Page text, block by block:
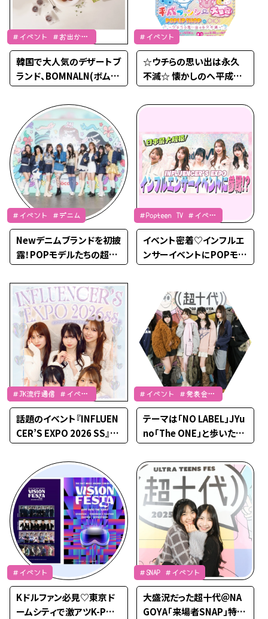
＃イベント ＃お出かけ
＃韓国
韓国で大人気のデザートブ
ランド、BOMNALN(ボムナ
レン)が日本に上陸♡期間
限定のPOP UP も開催！！！
＃イベント
☆ウチらの思い出は永久
不滅☆ 懐かしのへ平成フ
ァンシーが大集結！！！POP
UP SHOP in OIOI♡
＃イベント ＃デニム
Newデニムブランドを初披
露！POPモデルたちの超十
代ランウェイ♡
＃Popteen TV ＃イベン
ト
イベント密着♡インフルエ
ンサーイベントにPOPモデ
ル達が参戦！【Popteen T
＃JK流行通信 ＃イベン
ト
話題のイベント『INFLUEN
CER’S EXPO 2026 SS』に
行ってきました！
＃イベント ＃発表会レ
ポート
テーマは「NO LABEL」JYu
no「The ONE」と歩いた超
十代ランウェイの1日をレ
ポ♡
＃イベント
Kドルファン必見♡東京ド
ームシティで激アツK-POP
＃SNAP ＃イベント
大盛況だった超十代＠NA
GOYA「来場者SNAP」特集